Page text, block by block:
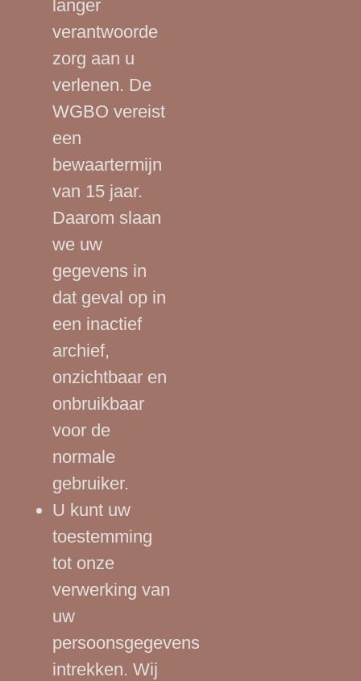
langer
verantwoorde
zorg aan u
verlenen. De
WGBO vereist
een
bewaartermijn
van 15 jaar.
Daarom slaan
we uw
gegevens in
dat geval op in
een inactief
archief,
onzichtbaar en
onbruikbaar
voor de
normale
gebruiker.
U kunt uw
toestemming
tot onze
verwerking van
uw
persoonsgegevens
intrekken. Wij